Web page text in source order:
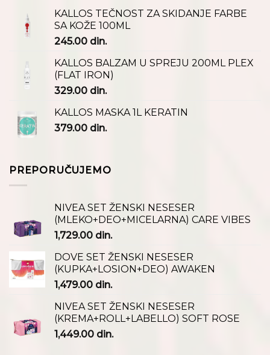
KALLOS TEČNOST ZA SKIDANJE FARBE
SA KOŽE 100ML
245.00 din.
KALLOS BALZAM U SPREJU 200ML PLEX
(FLAT IRON)
329.00 din.
KALLOS MASKA 1L KERATIN
379.00 din.
PREPORUČUJEMO
NIVEA SET ŽENSKI NESESER
(MLEKO+DEO+MICELARNA) CARE VIBES
1,729.00 din.
DOVE SET ŽENSKI NESESER
(KUPKA+LOSION+DEO) AWAKEN
1,479.00 din.
NIVEA SET ŽENSKI NESESER
(KREMA+ROLL+LABELLO) SOFT ROSE
1,449.00 din.